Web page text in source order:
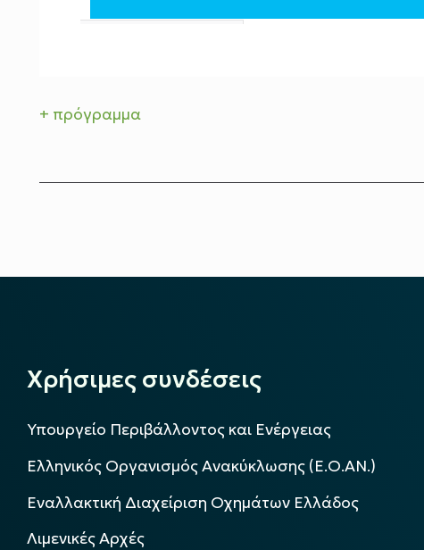
+ πρόγραμμα
Χρήσιμες συνδέσεις
Υπουργείο Περιβάλλοντος και Ενέργειας
Ελληνικός Οργανισμός Ανακύκλωσης (Ε.Ο.ΑΝ.)
Εναλλακτική Διαχείριση Οχημάτων Ελλάδος
Λιμενικές Αρχές